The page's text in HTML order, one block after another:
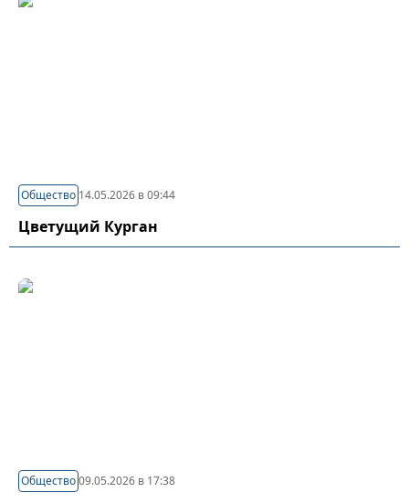
Общество 14.05.2026 в 09:44
Цветущий Курган
Общество09.05.2026 в 17:38